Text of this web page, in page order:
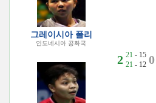
그레이시아 폴리
인도네시아 공화국
2 21 - 15
21 - 12 0